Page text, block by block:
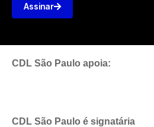
Assinar
CDL São Paulo apoia:
CDL São Paulo é signatária